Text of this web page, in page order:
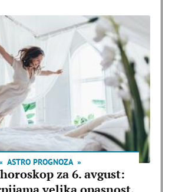
ASTRO PROGNOZA
za 6. avgust: